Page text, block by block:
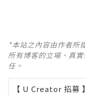
*本站之內容由作者所
所有博客的立場、真
任。
【 U Creator 招募 】